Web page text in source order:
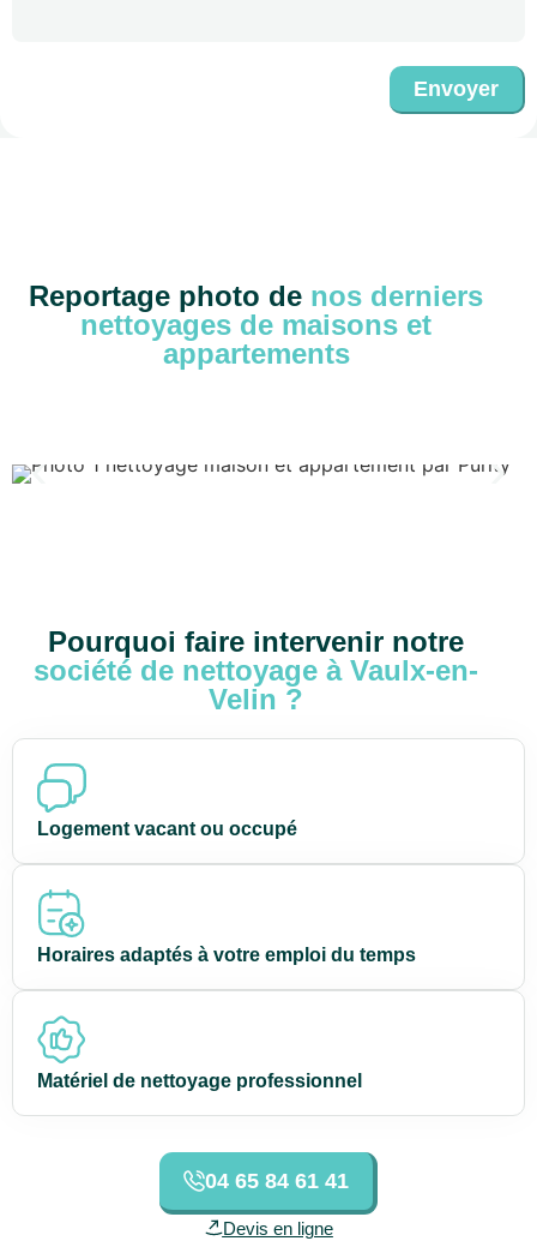
Envoyer
Reportage photo de nos derniers
nettoyages de maisons et
appartements
Pourquoi faire intervenir notre
société de nettoyage à Vaulx-en-
Velin ?
Logement vacant ou occupé
Horaires adaptés à votre emploi du temps
Matériel de nettoyage professionnel
04 65 84 61 41
Devis en ligne